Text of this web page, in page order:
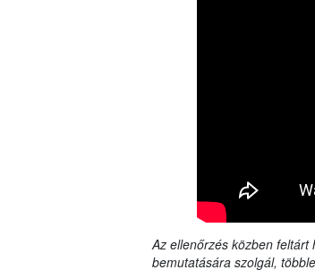
Az ellenőrzés közben
bemutatására szolgál,